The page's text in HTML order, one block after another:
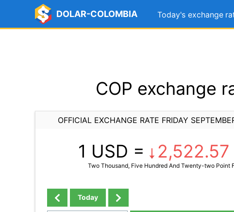
DOLAR-COLOMBIA Today's exchange
COP exchange
OFFICIAL EXCHANGE RATE FRIDAY
1 USD = 2,522.57
Two Thousand, Five Hundred And Twenty-two Point
Today